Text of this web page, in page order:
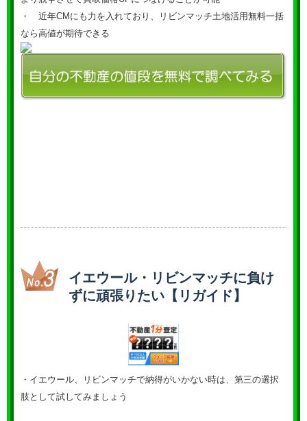
・ 近年CMにも力を入れており、リビンマッチ土地活用無料一括
なら高値が期待できる
イエウール・リビンマッチに負け
ずに頑張りたい【リガイド】
・イエウール、リビンマッチで納得がいかない時は、第三の選択
肢として試してみましょう